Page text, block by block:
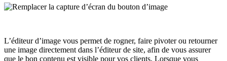
L’éditeur d’image vous permet de rogner, faire pivoter ou retourner
une image directement dans l’éditeur de site, afin de vous assurer
que le bon contenu est visible pour vos clients. Lorsque vous